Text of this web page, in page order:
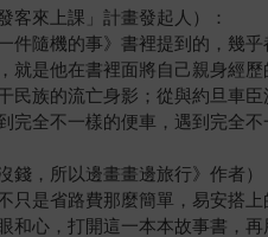
客來上課」計畫發起人）：
一件隨機的事》書裡提到的，幾
就是他在書裡面將自己親身經
民族的流亡身影；從與約旦車
完全不一樣的便車，遇到完全不
錢，所以邊畫畫邊旅行》作者）
只是省路費那麼簡單，易安搭
和心，打開這一本本故事書，